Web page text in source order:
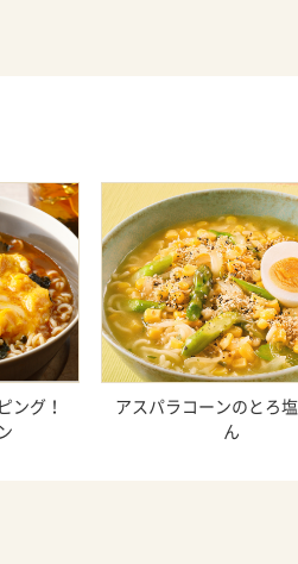
ング！
アスパラコーンのとろ
ん